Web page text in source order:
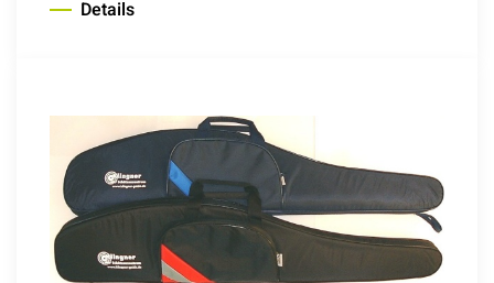
Details